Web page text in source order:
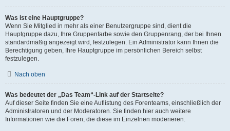
Was ist eine Hauptgruppe?
Wenn Sie Mitglied in mehr als einer Benutzergruppe sind, dient die
Hauptgruppe dazu, Ihre Gruppenfarbe sowie den Gruppenrang, der bei Ihnen
standardmäßig angezeigt wird, festzulegen. Ein Administrator kann Ihnen die
Berechtigung geben, Ihre Hauptgruppe im persönlichen Bereich selbst
festzulegen.
Nach oben
Was bedeutet der „Das Team“-Link auf der Startseite?
Auf dieser Seite finden Sie eine Auflistung des Forenteams, einschließlich der
Administratoren und der Moderatoren. Sie finden hier auch weitere
Informationen wie die Foren, die diese im Einzelnen moderieren.